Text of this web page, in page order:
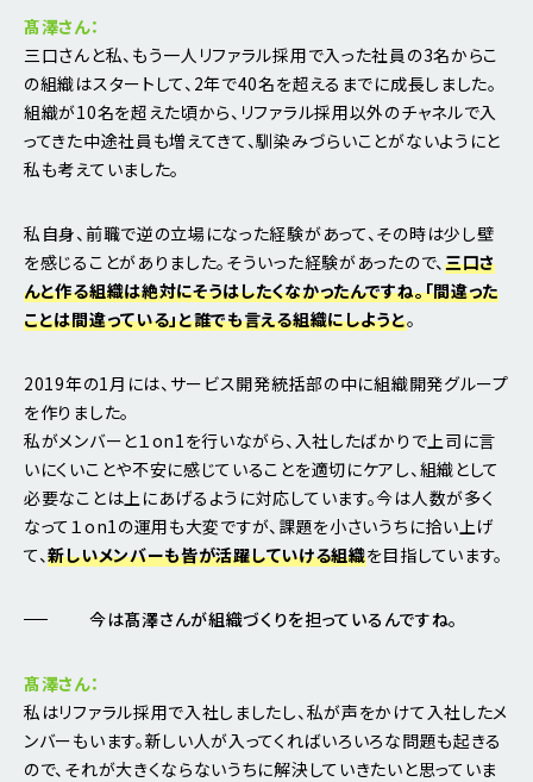
髙澤さん：
三口さんと私、もう一人リファラル採用で入った社員の3名からこ
の組織はスタートして、2年で40名を超えるまでに成長しました。
組織が10名を超えた頃から、リファラル採用以外のチャネルで入
ってきた中途社員も増えてきて、馴染みづらいことがないようにと
私も考えていました。
私自身、前職で逆の立場になった経験があって、その時は少し壁
を感じることがありました。そういった経験があったので、 三口さ
んと作る組織は絶対にそうはしたくなかったんですね。「間違った
ことは間違っている」と誰でも言える組織にしようと。
2019年の1月には、サービス開発統括部の中に組織開発グループ
を作りました。
私がメンバーと１on1を行いながら、入社したばかりで上司に言
いにくいことや不安に感じていることを適切にケアし、組織として
必要なことは上にあげるように対応しています。今は人数が多く
なって１on1の運用も大変ですが、課題を小さいうちに拾い上げ
て、新しいメンバーも皆が活躍していける組織を目指しています。
今は髙澤さんが組織づくりを担っているんですね。
髙澤さん：
私はリファラル採用で入社しましたし、私が声をかけて入社したメ
ンバーもいます。新しい人が入ってくればいろいろな問題も起きる
ので、それが大きくならないうちに解決していきたいと思っていま